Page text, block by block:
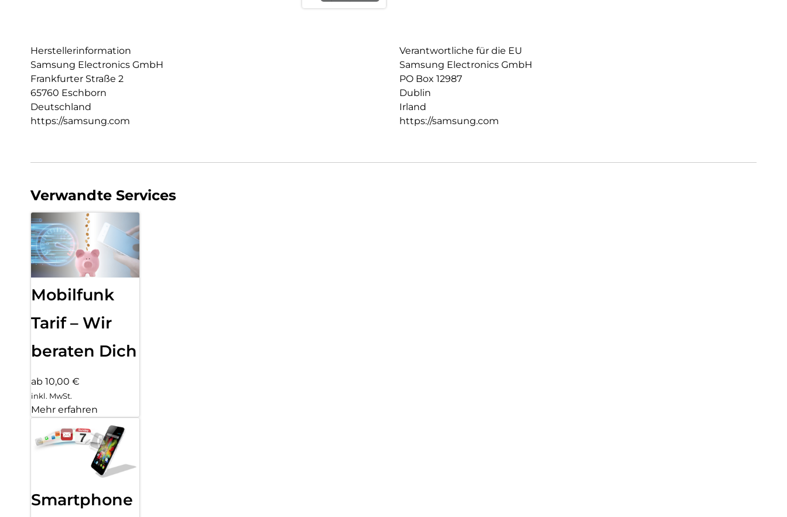
Herstellerinformation
Samsung Electronics GmbH
Frankfurter Straße 2
65760 Eschborn
Deutschland
https://samsung.com
Verantwortliche für die EU
Samsung Electronics GmbH
PO Box 12987
Dublin
Irland
https://samsung.com
Verwandte Services
Mobilfunk
Tarif – Wir
beraten Dich
ab 10,00 €
inkl. MwSt.
Mehr erfahren
Smartphone